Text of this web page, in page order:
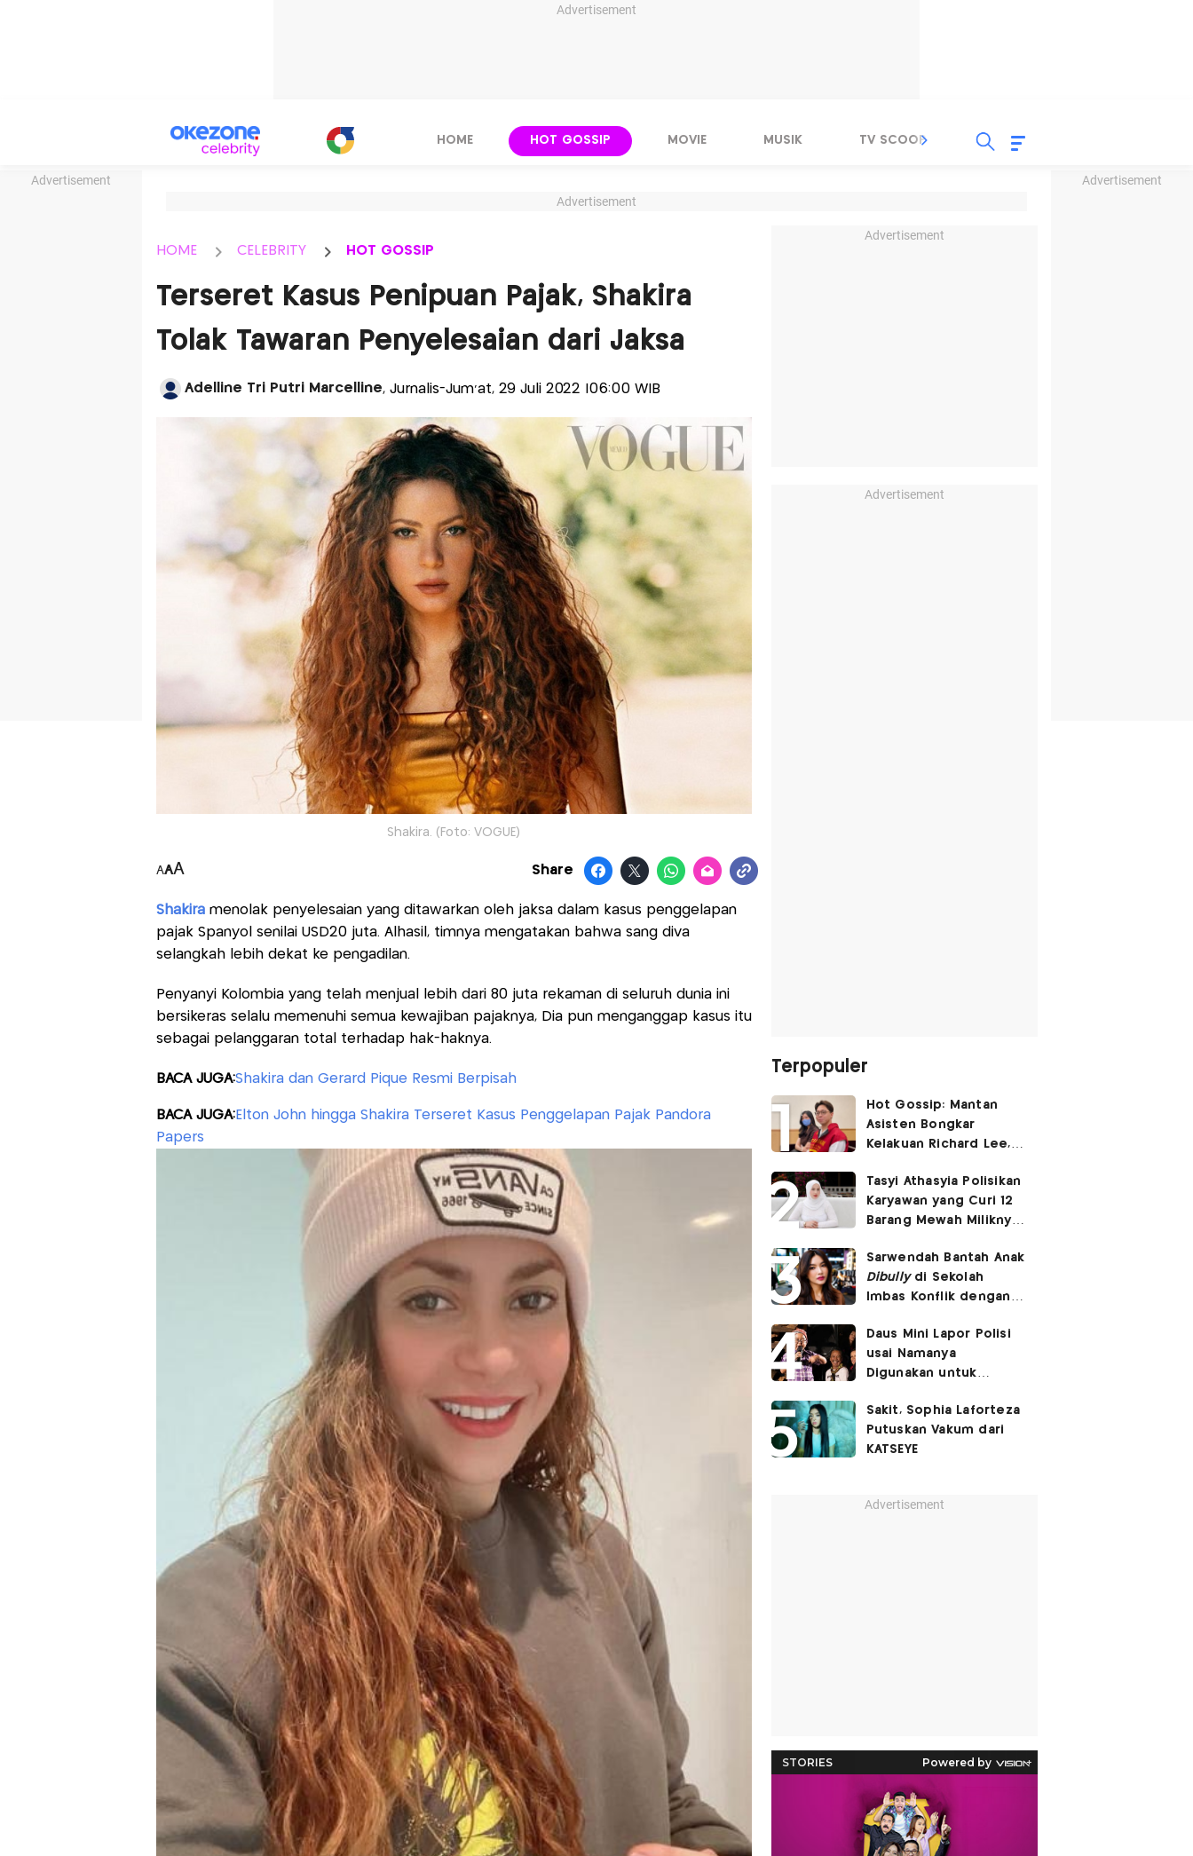
Advertisement
Advertisement Advertisement
HOME HOT GOSSIP MOVIE MUSIK TV SCOOP LIRIK
Advertisement
HOME CELEBRITY HOT GOSSIP
Terseret Kasus Penipuan Pajak, Shakira
Tolak Tawaran Penyelesaian dari Jaksa
Adelline Tri Putri Marcelline, Jurnalis-Jum'at, 29 Juli 2022 |06:00 WIB
Shakira. (Foto: VOGUE)
AAA Share
Shakiramenolak penyelesaian yang ditawarkan oleh jaksa dalam kasus penggelapan
pajak Spanyol senilai USD20 juta. Alhasil, timnya mengatakan bahwa sang diva
selangkah lebih dekat ke pengadilan.
Penyanyi Kolombia yang telah menjual lebih dari 80 juta rekaman di seluruh dunia ini
bersikeras selalu memenuhi semua kewajiban pajaknya, Dia pun menganggap kasus itu
sebagai pelanggaran total terhadap hak-haknya.
BACA JUGA:Shakira dan Gerard Pique Resmi Berpisah
BACA JUGA:Elton John hingga Shakira Terseret Kasus Penggelapan Pajak Pandora
Papers
Advertisement
Advertisement
Terpopuler
Hot Gossip: Mantan
Asisten Bongkar
Kelakuan Richard Lee,
Vicky Prasetyo
Tasyi Athasyia Polisikan
Karyawan yang Curi 12
Barang Mewah Miliknya
Sarwendah Bantah Anak
Dibullydi Sekolah
Imbas Konflik dengan
Daus Mini Lapor Polisi
usai Namanya
Digunakan untuk
SARA
Sakit, Sophia Laforteza
Putuskan Vakum dari
KATSEYE
Advertisement